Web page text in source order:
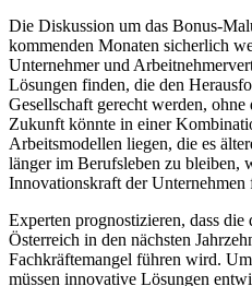
Die Diskussion um das Bonus-
kommenden Monaten sicherlich
Unternehmer und
Lösungen finden, die den
Gesellschaft gerecht werden,
Zukunft könnte in einer
Arbeitsmodellen liegen, die es
länger im Berufsleben zu bleiben,
Innovationskraft der Unternehmen
Experten prognostizieren, dass
Österreich in den nächsten
Fachkräftemangel führen wird.
müssen innovative Lösungen